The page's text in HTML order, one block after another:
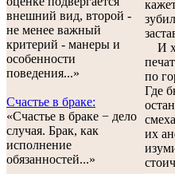
внешний вид, второй -
не менее важный
критерий - манеры и
особенности
поведения...»
Счастье в браке:
«Счастье в браке − дело
случая. Брак, как
исполнение
обязанностей...»
И
по
Где
их